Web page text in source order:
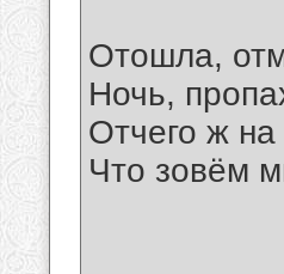
Отошла,
Ночь,
Отчего ж на
Что зовём